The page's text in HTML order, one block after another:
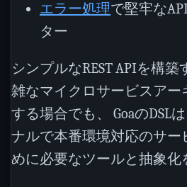
エラー処理で堅牢な
ター
シンプルなREST APIを構
雑なマイクロサービスアー
する場合でも、 GoaのDSL
ナルで本番環境対応のサー
めに必要なツールと抽象化